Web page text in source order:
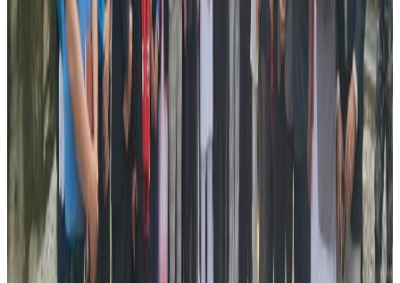
लाग्नेछ’ ।
शिक्षा विभागले अन्य निकायसंग छलफल गरि कारवाही अगाडी
बढाउने जवाफ पठाएको कार्यबहाक राजदुत सापकोटाले जानकारी
दिनुभयो । विद्यार्थीहरुलाई नआत्तिन पनि दुतावासले अनुरोध गरेको छ
।
के भन्छ एआइबिटी ?
आफ्ना विद्यार्थीले सामाजिक संजालदेखि विद्यार्थी काउन्सिल सम्म
उजुरी र गुनासा गर्न थालेपनि अष्ट्रेलियन इष्टिच्युट अफ विजनेस एण्ड